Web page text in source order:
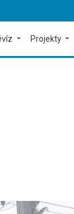
Projekty